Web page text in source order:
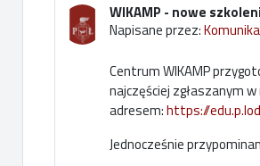
WIKAMP - nowe
Napisane przez:
Liczba odpowiedzi: 0
Centrum WIKAMP
najczęściej zgłaszanym
adresem:https://
Jednocześnie